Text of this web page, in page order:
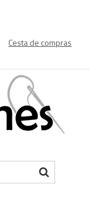
Cesta de compras